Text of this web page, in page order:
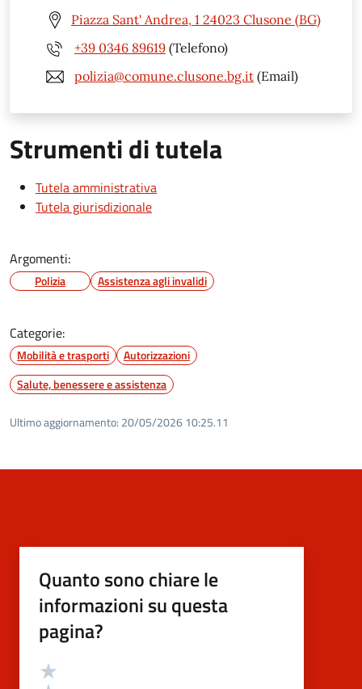
Piazza Sant' Andrea, 1 24023 Clusone (BG)
+39 0346 89619 (Telefono)
polizia@comune.clusone.bg.it (Email)
Strumenti di tutela
Tutela amministrativa
Tutela giurisdizionale
Argomenti:
Polizia Assistenza agli invalidi
Categorie:
Mobilità e trasporti
Autorizzazioni
Salute, benessere e assistenza
Ultimo aggiornamento: 20/05/2026 10:25.11
Quanto sono chiare le
informazioni su questa
pagina?
Valutazione